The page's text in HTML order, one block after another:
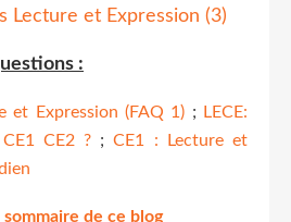
Lecture et Expression (3)
:
et Expression (FAQ 1) ;
LECE:
CE2 ? ;CE1 : Lecture et
de ce blog